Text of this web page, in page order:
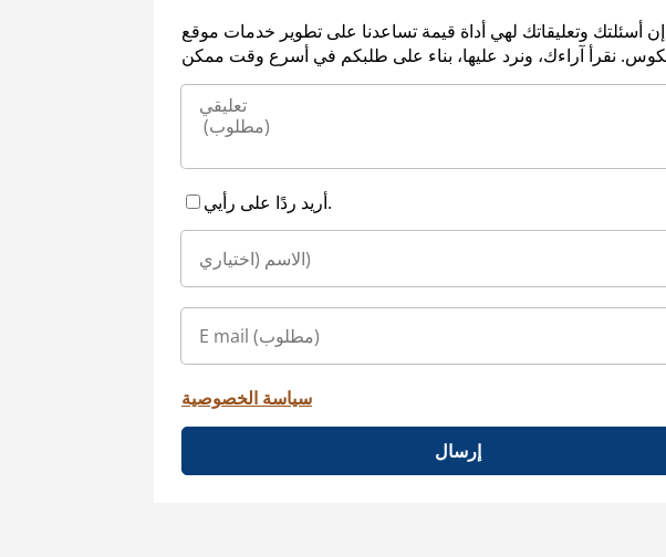
إن أسئلتك وتعليقاتك لهي أداة قيمة تساعدنا على تطوير خدمات موقع
أريد ردًا على رأيي.
سياسة الخصوصية
إرسال